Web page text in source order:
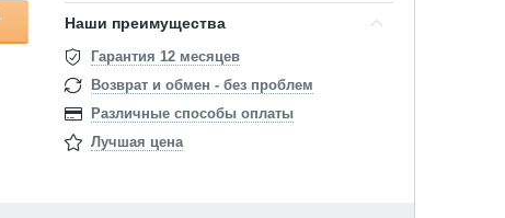
Наши преимущества
Гарантия 12 месяцев
Возврат и обмен - без проблем
Различные способы оплаты
Лучшая цена